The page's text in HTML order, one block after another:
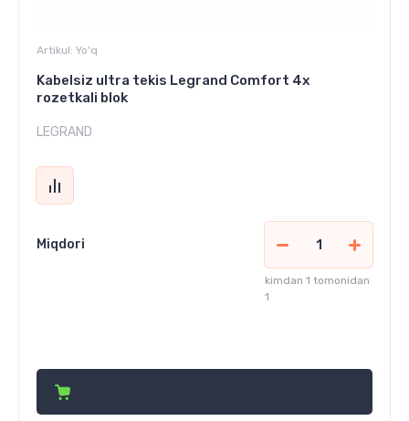
Artikul: Yo'q
Kabelsiz ultra tekis Legrand Comfort 4x
rozetkali blok
LEGRAND
Miqdori
kimdan 1 tomonidan
1